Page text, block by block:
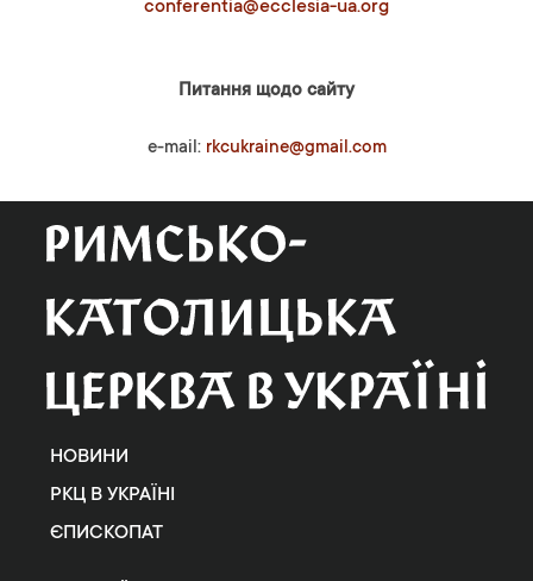
conferentia@ecclesia-ua.org
Питання щодо сайту
e-mail: rkcukraine@gmail.com
НОВИНИ
РКЦ В УКРАЇНІ
ЄПИСКОПАТ